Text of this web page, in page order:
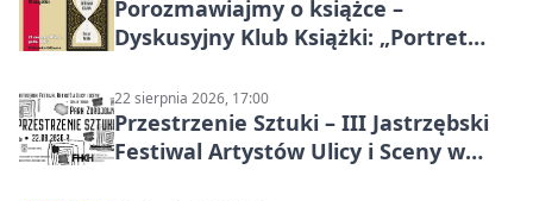
Porozmawiajmy o książce –
Dyskusyjny Klub Książki: „Portret
22 sierpnia 2026, 17:00
Przestrzenie Sztuki – III Jastrzębski
Festiwal Artystów Ulicy i Sceny w